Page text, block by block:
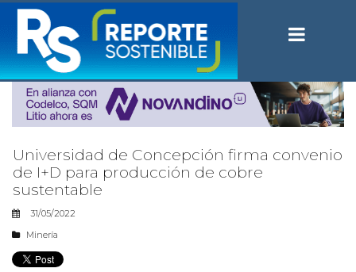
Universidad de Concepción firma convenio
de I+D para producción de cobre
sustentable
31/05/2022
Minería